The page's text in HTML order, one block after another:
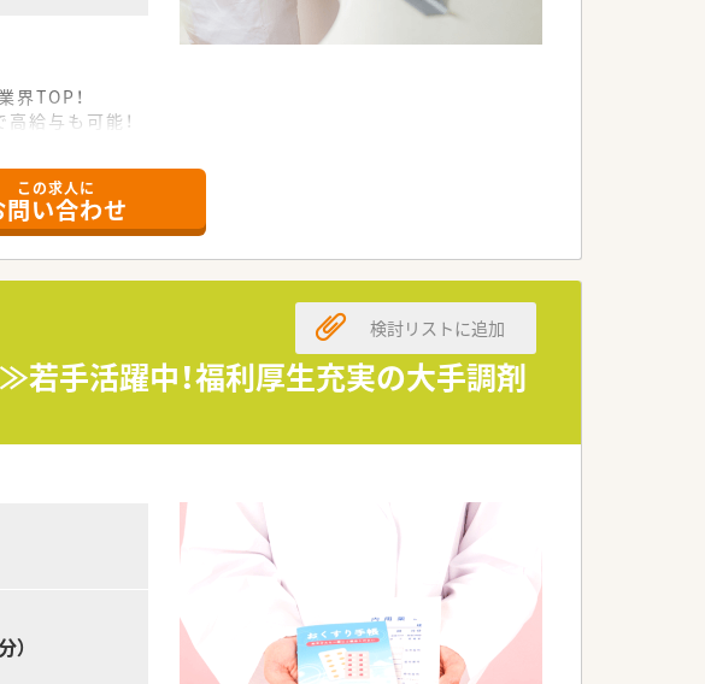
TOP！
給与も可能！
ています
れています。
も増えます。
です。
ます。
よう変更予定です。
す！
この求人に
問い合わせ
手活躍中！福利厚生充実の大手調剤
検討リストに追加
）